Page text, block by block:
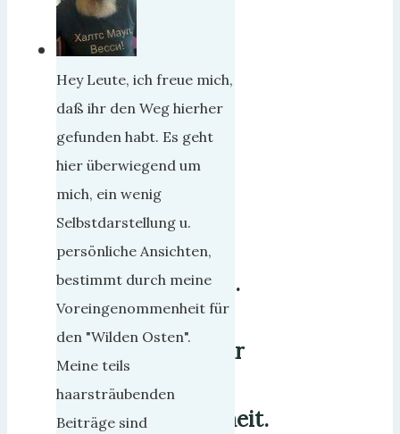
Eine
Fraktur
der
Wahrheit.
Die
Rote
Armee.
Eine
Fraktur
der
Wahrheit.
Hey Leute, ich freue mich,
daß ihr den Weg hierher
gefunden habt. Es geht
hier überwiegend um
mich, ein wenig
Selbstdarstellung u.
persönliche Ansichten,
bestimmt durch meine
Voreingenommenheit für
den "Wilden Osten".
Meine teils
haarsträubenden
Beiträge sind